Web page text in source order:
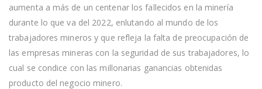
aumenta a más de un centenar los fallecidos en la minería
durante lo que va del 2022, enlutando al mundo de los
trabajadores mineros y que refleja la falta de preocupación de
las empresas mineras con la seguridad de sus trabajadores, lo
cual se condice con las millonarias ganancias obtenidas
producto del negocio minero.